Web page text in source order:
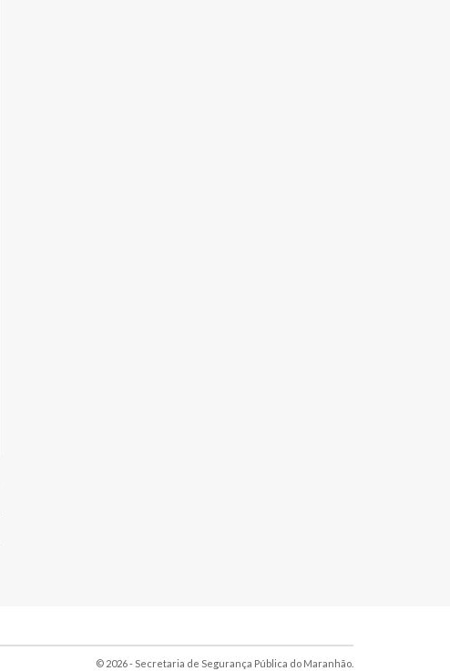
© 2026 - Secretaria de Segurança Pública do Maranhão.